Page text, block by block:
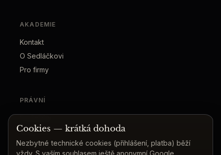
AKADEMIE
Kontakt
O Sedláčkovi
Pro firmy
PRÁVNÍ
Soukromí
Cookies
Cookies — krátká dohoda
Nezbytné technické cookies (přihlášení, platba) běží